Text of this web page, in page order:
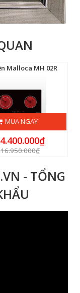
Malloca MH 02R
MUA NGAY
16.950.000₫
- TỔNG